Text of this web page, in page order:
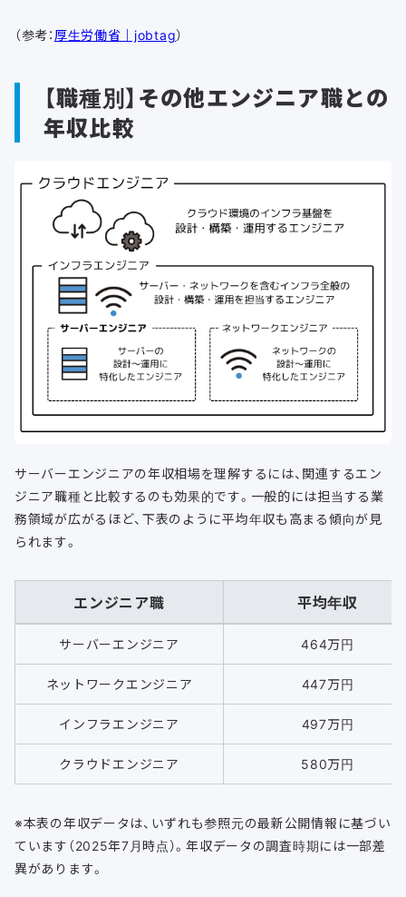
（参考：厚生労働省｜jobtag）
【職種別】その他エンジニア職との
年収比較
サーバーエンジニアの年収相場を理解するには、関連するエン
ジニア職種と比較するのも効果的です。一般的には担当する業
務領域が広がるほど、下表のように平均年収も高まる傾向が見
られます。
エンジニア職 平均年収
サーバーエンジニア 464万円
ネットワークエンジニア 447万円
インフラエンジニア 497万円
クラウドエンジニア 580万円
※本表の年収データは、いずれも参照元の最新公開情報に基づい
ています（2025年7月時点）。年収データの調査時期には一部差
異があります。